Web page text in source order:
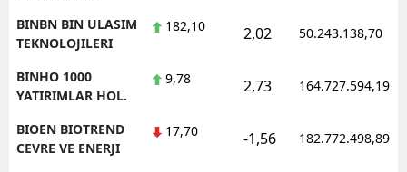
BINBN BIN ULASIM
TEKNOLOJILERI
182,10 2,02 50.243.138,70
BINHO 1000
YATIRIMLAR HOL.
9,78 2,73 164.727.594,19
BIOEN BIOTREND
CEVRE VE ENERJI
17,70 -1,56 182.772.498,89